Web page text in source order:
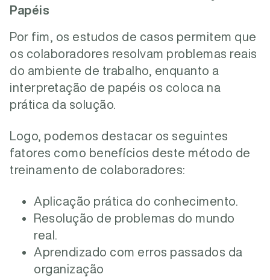
Papéis
Por fim, os estudos de casos permitem que
os colaboradores resolvam problemas reais
do ambiente de trabalho, enquanto a
interpretação de papéis os coloca na
prática da solução.
Logo, podemos destacar os seguintes
fatores como benefícios deste método de
treinamento de colaboradores:
Aplicação prática do conhecimento.
Resolução de problemas do mundo
real.
Aprendizado com erros passados da
organização